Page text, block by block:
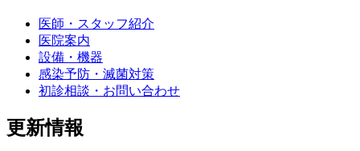
医師・スタッフ紹介
医院案内
設備・機器
感染予防・滅菌対策
初診相談・お問い合わせ
更新情報